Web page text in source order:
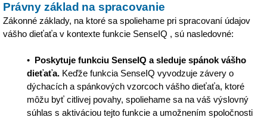
Právny základ na spracovanie
Zákonné základy, na ktoré sa spoliehame pri spracovaní údajov
vášho dieťaťa v kontexte funkcie SenseIQ , sú nasledovné:
• Poskytuje funkciu SenseIQ a sleduje spánok vášho
dieťaťa. Keďže funkcia SenseIQ vyvodzuje závery o
dýchacích a spánkových vzorcoch vášho dieťaťa, ktoré
môžu byť citlivej povahy, spoliehame sa na váš výslovný
súhlas s aktiváciou tejto funkcie a umožnením spoločnosti